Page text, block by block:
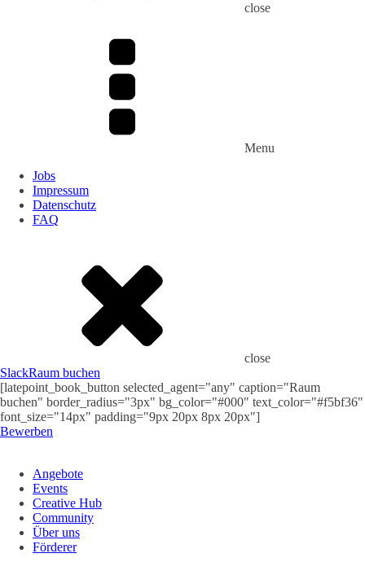
close
Menu
Jobs
Impressum
Datenschutz
FAQ
close
SlackRaum buchen
[latepoint_book_button selected_agent="any" caption="Raum
buchen" border_radius="3px" bg_color="#000" text_color="#f5bf36"
font_size="14px" padding="9px 20px 8px 20px"]
Bewerben
Angebote
Events
Creative Hub
Community
Über uns
Förderer